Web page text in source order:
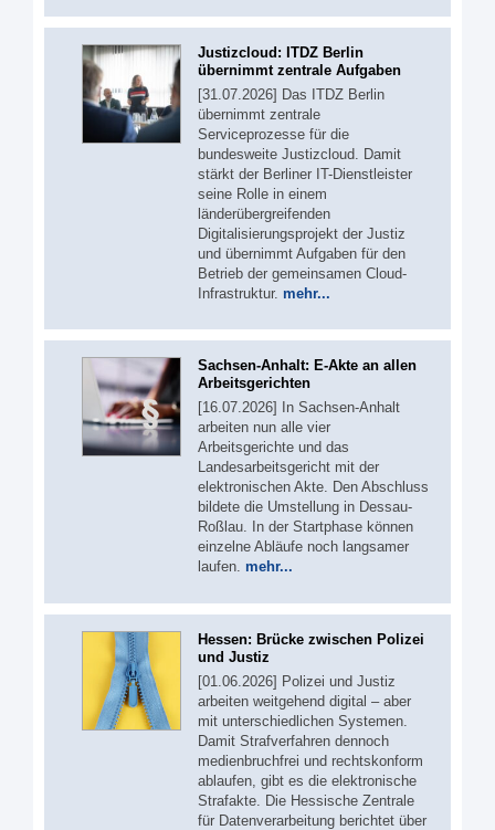
Justizcloud: ITDZ Berlin
übernimmt zentrale Aufgaben
[31.07.2026] Das ITDZ Berlin
übernimmt zentrale
Serviceprozesse für die
bundesweite Justizcloud. Damit
stärkt der Berliner IT-Dienstleister
seine Rolle in einem
länderübergreifenden
Digitalisierungsprojekt der Justiz
und übernimmt Aufgaben für den
Betrieb der gemeinsamen Cloud-
Infrastruktur. mehr...
Sachsen-Anhalt: E-Akte an allen
Arbeitsgerichten
[16.07.2026] In Sachsen-Anhalt
arbeiten nun alle vier
Arbeitsgerichte und das
Landesarbeitsgericht mit der
elektronischen Akte. Den Abschluss
bildete die Umstellung in Dessau-
Roßlau. In der Startphase können
einzelne Abläufe noch langsamer
laufen. mehr...
Hessen: Brücke zwischen Polizei
und Justiz
[01.06.2026] Polizei und Justiz
arbeiten weitgehend digital – aber
mit unterschiedlichen Systemen.
Damit Strafverfahren dennoch
medienbruchfrei und rechtskonform
ablaufen, gibt es die elektronische
Strafakte. Die Hessische Zentrale
für Datenverarbeitung berichtet über